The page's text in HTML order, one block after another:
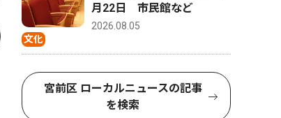
文化
月22日 市民館など
2026.08.05
宮前区 ローカルニュースの記事
を検索